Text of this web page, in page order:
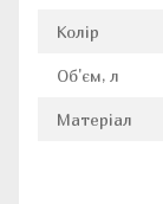
Колір
Об'єм, л
Матеріал